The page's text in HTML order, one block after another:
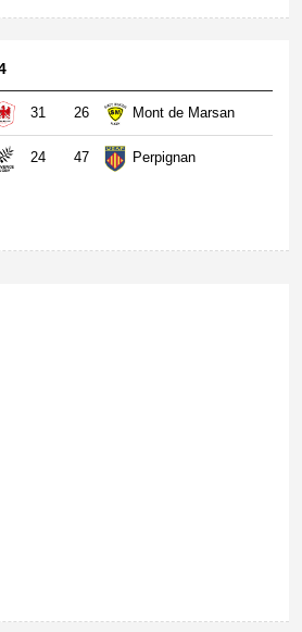
31 26 Mont de Marsan
24 47 Perpignan